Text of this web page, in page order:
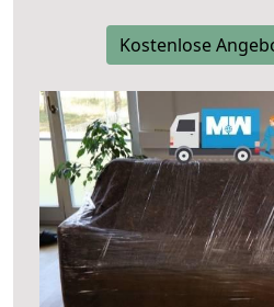
Kostenlose